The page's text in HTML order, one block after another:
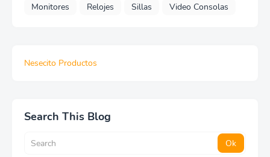
Monitores
Relojes Sillas Video Consolas
Nesecito Productos
Search This Blog